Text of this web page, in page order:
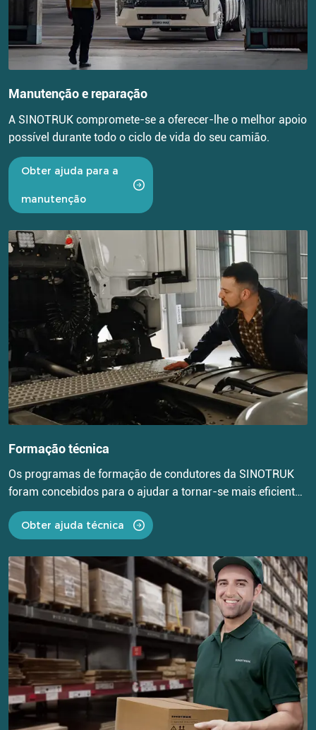
Manutenção e reparação
A SINOTRUK compromete-se a oferecer-lhe o melhor apoio
possível durante todo o ciclo de vida do seu camião.
Obter ajuda para a
manutenção
Formação técnica
Os programas de formação de condutores da SINOTRUK
foram concebidos para o ajudar a tornar-se mais eficiente
e seguro.
Obter ajuda técnica